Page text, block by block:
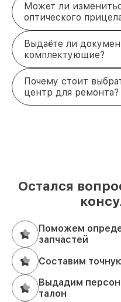
Может ли
оптического
Выдаёте ли
комплектующие?
Почему стоит
центр для ремонта?
Остался
Поможем
запчастей
Составим
Выдадим
талон